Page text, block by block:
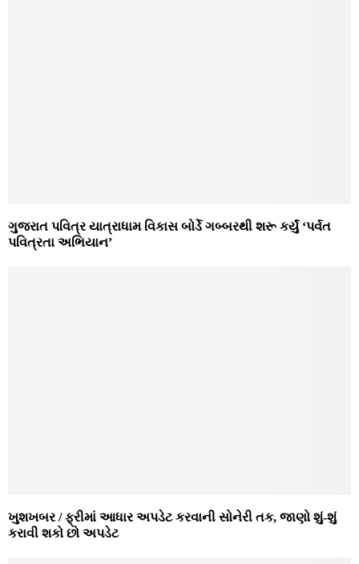
ગુજરાત પવિત્ર યાત્રાધામ વિકાસ બોર્ડે ગબ્બરથી શરૂ કર્યું ‘પર્વત
પવિત્રતા અભિયાન’
ખુશખબર / ફ્રીમાં આધાર અપડેટ કરવાની સોનેરી તક, જાણો શું-શું
કરાવી શકો છો અપડેટ